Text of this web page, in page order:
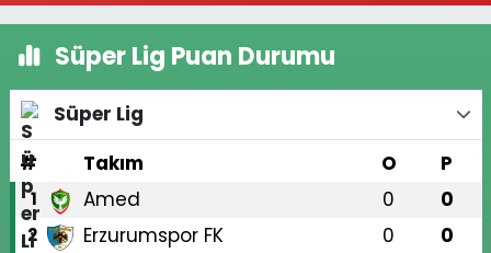
Süper Lig Puan Durumu
Süper Lig
#
Takım O P
1 Amed 0 0
2 Erzurumspor FK 0 0